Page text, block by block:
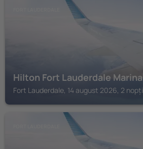
Hilton Fort Lauderdale Marina
Fort Lauderdale, 14 august 2026, 2 nopți